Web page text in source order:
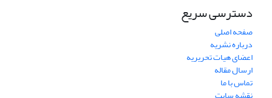
دسترسی سریع
صفحه اصلی
درباره نشریه
اعضای هیات تحریریه
ارسال مقاله
تماس با ما